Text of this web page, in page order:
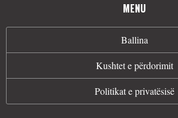
MENU
Ballina
Kushtet e përdorimit
Politikat e privatësisë